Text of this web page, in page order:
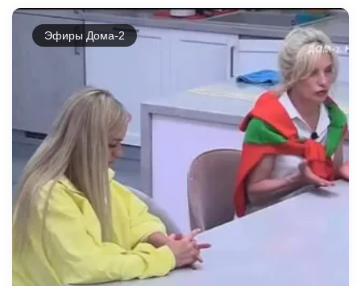
Эфиры Дома-2